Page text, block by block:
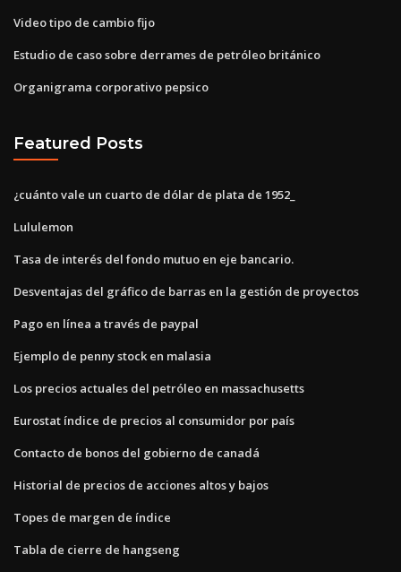
Video tipo de cambio fijo
Estudio de caso sobre derrames de petróleo británico
Organigrama corporativo pepsico
Featured Posts
¿cuánto vale un cuarto de dólar de plata de 1952_
Lululemon
Tasa de interés del fondo mutuo en eje bancario.
Desventajas del gráfico de barras en la gestión de proyectos
Pago en línea a través de paypal
Ejemplo de penny stock en malasia
Los precios actuales del petróleo en massachusetts
Eurostat índice de precios al consumidor por país
Contacto de bonos del gobierno de canadá
Historial de precios de acciones altos y bajos
Topes de margen de índice
Tabla de cierre de hangseng